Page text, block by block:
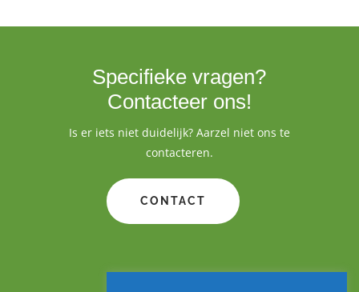
Specifieke vragen?
Contacteer ons!
Is er iets niet duidelijk? Aarzel niet ons te
contacteren.
CONTACT